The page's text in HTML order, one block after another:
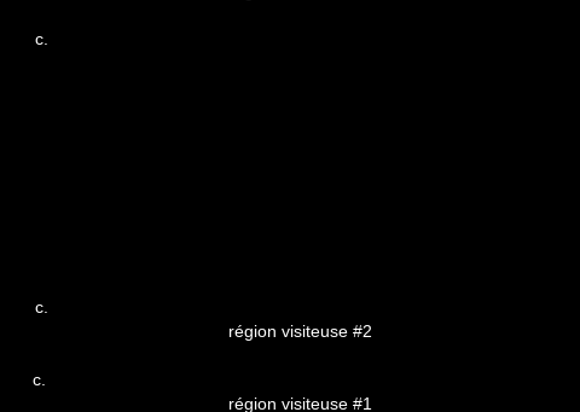
c.
c.
région visiteuse #2
c.
région visiteuse #1